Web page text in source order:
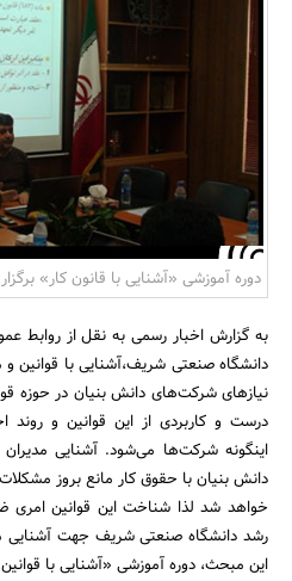
دوره آموزشى «آشنایى با قانون کار»
به گزارش اخبار رسمی به نقل از روابط
دانشگاه صنعتى شریف،آشنایى با قوانین و
نیازهاى شرکت‌هاى دانش بنیان در حوزه
درست و کاربردى از این قوانین و روند
اینگونه شرکت‌ها مى‌شود. آشنایى
دانش بنیان با حقوق کار مانع بروز
خواهد شد لذا شناخت این قوانین
رشد دانشگاه صنعتى شریف جهت آشنایى
این مبحث، دوره آموزشى «آشنایى با قوانین